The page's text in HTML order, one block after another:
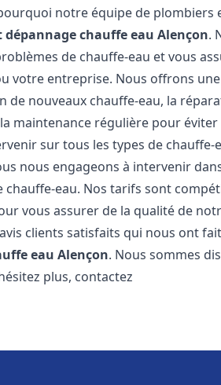
notre équipe de plombiers
chauffe eau Alençon.
de chauffe-eau et vous
votre entreprise. Nous offrons
de nouveaux chauffe-eau, la
maintenance régulière pour éviter
sur tous les types de chauffe-
nous engageons à intervenir
eau. Nos tarifs sont
vous assurer de la qualité de
clients satisfaits qui nous ont
eau Alençon. Nous sommes
plus, contactez